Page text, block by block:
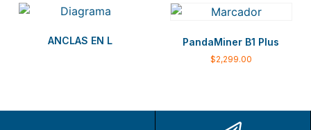
ANCLAS EN L PandaMiner B1 Plus
$2,299.00